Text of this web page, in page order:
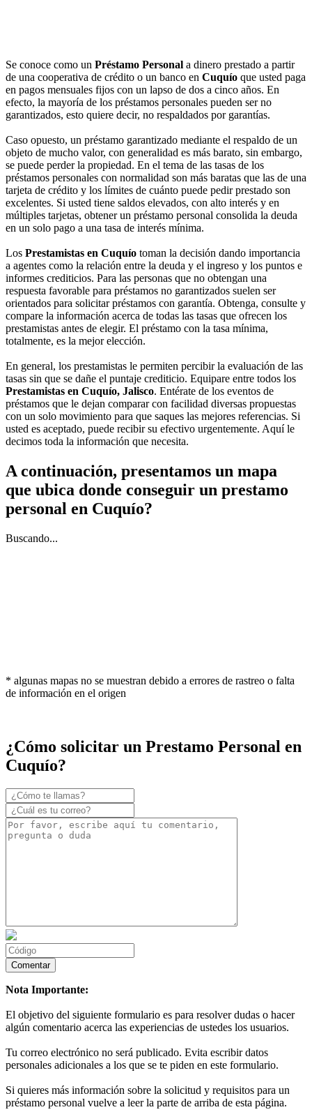
Se conoce como un Préstamo Personal a dinero prestado a partir
de una cooperativa de crédito o un banco en Cuquío que usted paga
en pagos mensuales fijos con un lapso de dos a cinco años. En
efecto, la mayoría de los préstamos personales pueden ser no
garantizados, esto quiere decir, no respaldados por garantías.
Caso opuesto, un préstamo garantizado mediante el respaldo de un
objeto de mucho valor, con generalidad es más barato, sin embargo,
se puede perder la propiedad. En el tema de las tasas de los
préstamos personales con normalidad son más baratas que las de una
tarjeta de crédito y los límites de cuánto puede pedir prestado son
excelentes. Si usted tiene saldos elevados, con alto interés y en
múltiples tarjetas, obtener un préstamo personal consolida la deuda
en un solo pago a una tasa de interés mínima.
Los Prestamistas en Cuquío toman la decisión dando importancia
a agentes como la relación entre la deuda y el ingreso y los puntos e
informes crediticios. Para las personas que no obtengan una
respuesta favorable para préstamos no garantizados suelen ser
orientados para solicitar préstamos con garantía. Obtenga, consulte y
compare la información acerca de todas las tasas que ofrecen los
prestamistas antes de elegir. El préstamo con la tasa mínima,
totalmente, es la mejor elección.
En general, los prestamistas le permiten percibir la evaluación de las
tasas sin que se dañe el puntaje crediticio. Equipare entre todos los
Prestamistas en Cuquío, Jalisco. Entérate de los eventos de
préstamos que le dejan comparar con facilidad diversas propuestas
con un solo movimiento para que saques las mejores referencias. Si
usted es aceptado, puede recibir su efectivo urgentemente. Aquí le
decimos toda la información que necesita.
A continuación, presentamos un mapa
que ubica donde conseguir un prestamo
personal en Cuquío?
Buscando...
* algunas mapas no se muestran debido a errores de rastreo o falta
de información en el origen
¿Cómo solicitar un Prestamo Personal en
Cuquío?
Nota Importante:
El objetivo del siguiente formulario es para resolver dudas o hacer
algún comentario acerca las experiencias de ustedes los usuarios.
Tu correo electrónico no será publicado. Evita escribir datos
personales adicionales a los que se te piden en este formulario.
Si quieres más información sobre la solicitud y requisitos para un
préstamo personal vuelve a leer la parte de arriba de esta página.